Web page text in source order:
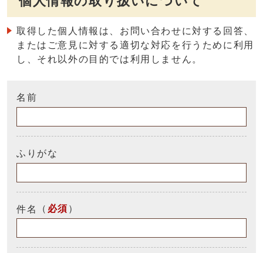
取得した個人情報は、お問い合わせに対する回答、
またはご意見に対する適切な対応を行うために利用
し、それ以外の目的では利用しません。
名前
ふりがな
件名 （ 必須 ）